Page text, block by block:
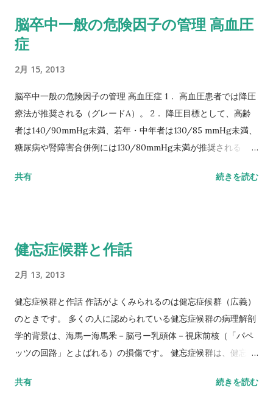
攻撃では、結局問題は解決しないことに気づく時期。 受容期 最
後に価値の転換を完成し、患者さんは社会や家庭のなかで、何
になる時期。 ※段階を進んだり戻ったりしながら、経験すると
されています。
脳卒中一般の危険因子の管理 高血圧
症
2月 15, 2013
脳卒中一般の危険因子の管理 高血圧症 1． 高血圧患者では降圧
療法が推奨される（グレードA）。 2． 降圧目標として、高齢
者は140/90mmHg未満、若年・中年者は130/85 mmHg未満、
糖尿病や腎障害合併例には130/80mmHg未満が推奨される（グ
アンジオテンシン変換酵素（ACE） 阻害薬、アンジオテンシン
薬、ARBが推奨される（グ レードB）。
共有 続きを読む
健忘症候群と作話
2月 13, 2013
健忘症候群と作話 作話がよくみられるのは健忘症候群（広義）
のときです。 多くの人に認められている健忘症候群の病理解剖
学的背景は、海馬ー海馬釆－脳弓ー乳頭体－視床前核（「パペ
ッツの回路」とよばれる）の損傷です。 健忘症候群は、健忘、
す。 健忘症候群の基本症状が健忘ないし記銘力障害であるとす
共有 続きを読む